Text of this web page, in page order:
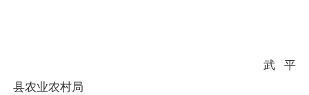
武平
县农业农村局